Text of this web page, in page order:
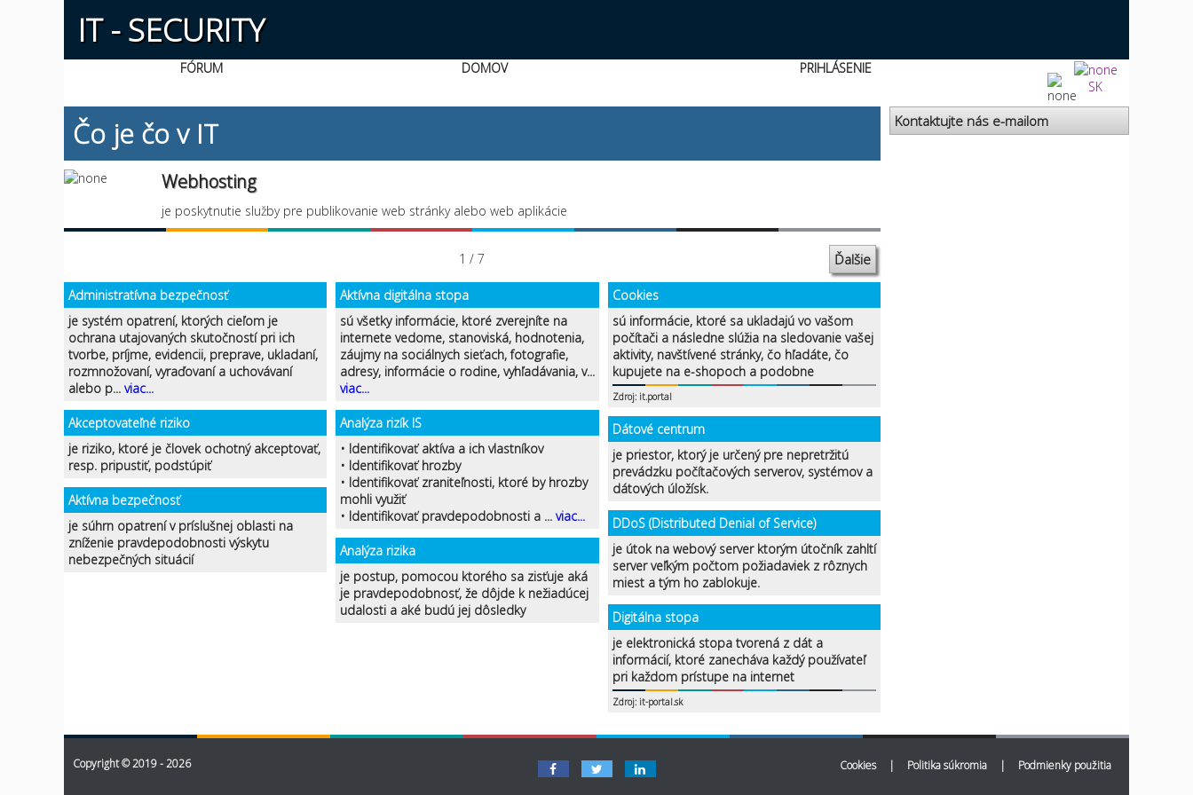
IT - SECURITY
FÓRUM DOMOV
PRIHLÁSENIE
SK
Čo je čo v IT
Webhosting
je poskytnutie služby pre publikovanie web stránky alebo web aplikácie
1 / 7 Ďalšie
Administratívna bezpečnosť
je systém opatrení, ktorých cieľom je
ochrana utajovaných skutočností pri ich
tvorbe, príjme, evidencii, preprave, ukladaní,
rozmnožovaní, vyraďovaní a uchovávaní
alebo p... viac...
Akceptovateľné riziko
je riziko, ktoré je človek ochotný akceptovať,
resp. pripustiť, podstúpiť
Aktívna bezpečnosť
je súhrn opatrení v príslušnej oblasti na
zníženie pravdepodobnosti výskytu
nebezpečných situácií
Aktívna digitálna stopa
sú všetky informácie, ktoré zverejníte na
internete vedome, stanoviská, hodnotenia,
záujmy na sociálnych sieťach, fotografie,
adresy, informácie o rodine, vyhľadávania, v...
viac...
Analýza rizík IS
• Identifikovať aktíva a ich vlastníkov
• Identifikovať hrozby
• Identifikovať zraniteľnosti, ktoré by hrozby
mohli využiť
• Identifikovať pravdepodobnosti a ... viac...
Analýza rizika
je postup, pomocou ktorého sa zisťuje aká
je pravdepodobnosť, že dôjde k nežiadúcej
udalosti a aké budú jej dôsledky
Cookies
sú informácie, ktoré sa ukladajú vo vašom
počítači a následne slúžia na sledovanie vašej
aktivity, navštívené stránky, čo hľadáte, čo
kupujete na e-shopoch a podobne
Zdroj: it.portal
Dátové centrum
je priestor, ktorý je určený pre nepretržitú
prevádzku počítačových serverov, systémov a
dátových úložísk.
DDoS (Distributed Denial of Service)
je útok na webový server ktorým útočník zahltí
server veľkým počtom požiadaviek z rôznych
miest a tým ho zablokuje.
Digitálna stopa
je elektronická stopa tvorená z dát a
informácií, ktoré zanecháva každý používateľ
pri každom prístupe na internet
Zdroj: it-portal.sk
Kontaktujte nás e-mailom
Copyright © 2019 - 2026 Cookies | Politika súkromia | Podmienky použitia